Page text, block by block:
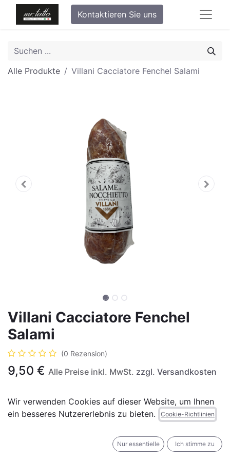
Kontaktieren Sie uns
Alle Produkte Villani Cacciatore Fenchel Salami
Villani Cacciatore Fenchel
Salami
(0 Rezension)
9,50 € Alle Preise inkl. MwSt. zzgl. Versandkosten
( 9,50€Einheiten)
IN DEN WARENKORB JETZT KAUFEN
Wir verwenden Cookies auf dieser Website, um Ihnen
ein besseres Nutzererlebnis zu bieten.
Cookie-Richtlinien
Nur essentielle Ich stimme zu